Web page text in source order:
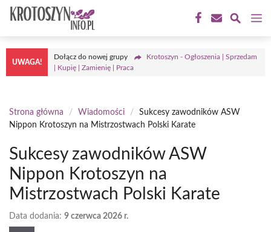
Przejdź
treści
UWAGA!
Dołącz do nowej grupy
Krotoszyn - Ogłoszenia | Sprzedam
| Kupię | Zamienię | Praca
Strona główna / Wiadomości /
Sukcesy zawodników ASW
Nippon Krotoszyn na Mistrzostwach Polski Karate
Sukcesy zawodników ASW
Nippon Krotoszyn na
Mistrzostwach Polski Karate
Data dodania: 9 czerwca 2026 r.